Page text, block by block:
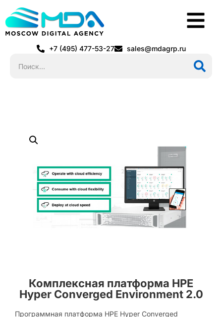
+7 (495) 477-53-27 sales@mdagrp.ru
Комплексная платформа HPE
Hyper Converged Environment 2.0
Программная платформа HPE Hyper Converged